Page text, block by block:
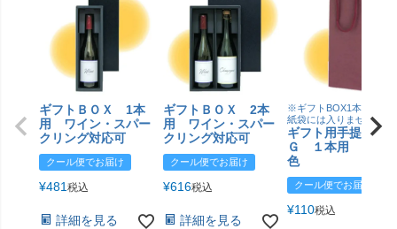
ギフトＢＯＸ 1本
用 ワイン・スパー
クリング対応可
クール便でお届け
¥481税込
詳細を見る
ギフトＢＯＸ 2本
用 ワイン・スパー
クリング対応可
クール便でお届け
¥616税込
詳細を見る
※ギフトBOX1本用はこ
紙袋には入りません
ギフト用手提げＢ
Ｇ １本用 エン
色
クール便でお届け
¥110税込